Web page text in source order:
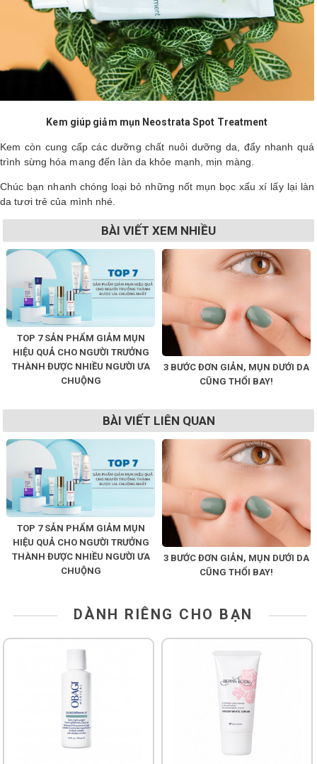
Kem giúp giảm mụn Neostrata Spot Treatment
Kem còn cung cấp các dưỡng chất nuôi dưỡng da, đẩy nhanh quá
trình sừng hóa mang đến làn da khỏe mạnh, mịn màng.
Chúc bạn nhanh chóng loại bỏ những nốt mụn bọc xấu xí lấy lại làn
da tươi trẻ của mình nhé.
BÀI VIẾT XEM NHIỀU
TOP 7 SẢN PHẨM GIẢM MỤN
HIỆU QUẢ CHO NGƯỜI TRƯỞNG
THÀNH ĐƯỢC NHIỀU NGƯỜI ƯA
CHUỘNG
3 BƯỚC ĐƠN GIẢN, MỤN DƯỚI DA
CŨNG THỔI BAY!
BÀI VIẾT LIÊN QUAN
TOP 7 SẢN PHẨM GIẢM MỤN
HIỆU QUẢ CHO NGƯỜI TRƯỞNG
THÀNH ĐƯỢC NHIỀU NGƯỜI ƯA
CHUỘNG
3 BƯỚC ĐƠN GIẢN, MỤN DƯỚI DA
CŨNG THỔI BAY!
DÀNH RIÊNG CHO BẠN